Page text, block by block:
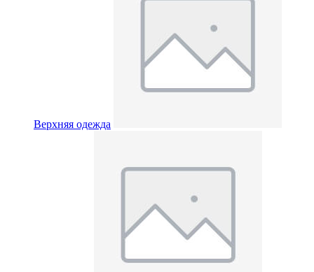
Верхняя одежда